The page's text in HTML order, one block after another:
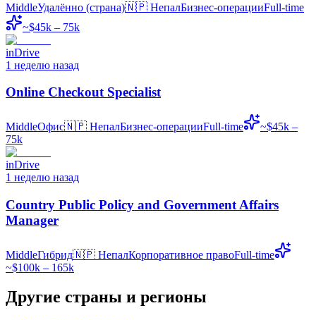
MiddleУдалённо (страна)🇳🇵 НепалБизнес-операцииFull-time
~$45k – 75k
inDrive
1 неделю назад
Online Checkout Specialist
MiddleОфис🇳🇵 НепалБизнес-операцииFull-time
~$45k –
75k
inDrive
1 неделю назад
Country Public Policy and Government Affairs
Manager
MiddleГибрид🇳🇵 НепалКорпоративное правоFull-time
~$100k – 165k
Другие страны и регионы